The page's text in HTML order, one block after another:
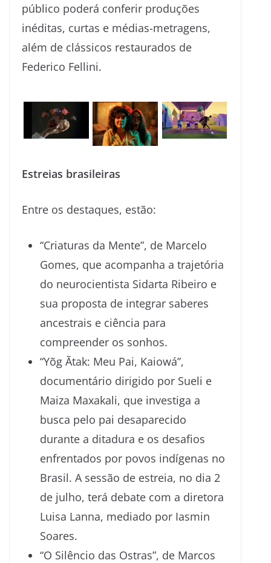
público poderá conferir produções
inéditas, curtas e médias-metragens,
além de clássicos restaurados de
Federico Fellini.
Estreias brasileiras
Entre os destaques, estão:
“Criaturas da Mente”, de Marcelo
Gomes, que acompanha a trajetória
do neurocientista Sidarta Ribeiro e
sua proposta de integrar saberes
ancestrais e ciência para
compreender os sonhos.
“Yõg Ãtak: Meu Pai, Kaiowá”,
documentário dirigido por Sueli e
Maiza Maxakali, que investiga a
busca pelo pai desaparecido
durante a ditadura e os desafios
enfrentados por povos indígenas no
Brasil. A sessão de estreia, no dia 2
de julho, terá debate com a diretora
Luisa Lanna, mediado por Iasmin
Soares.
“O Silêncio das Ostras”, de Marcos